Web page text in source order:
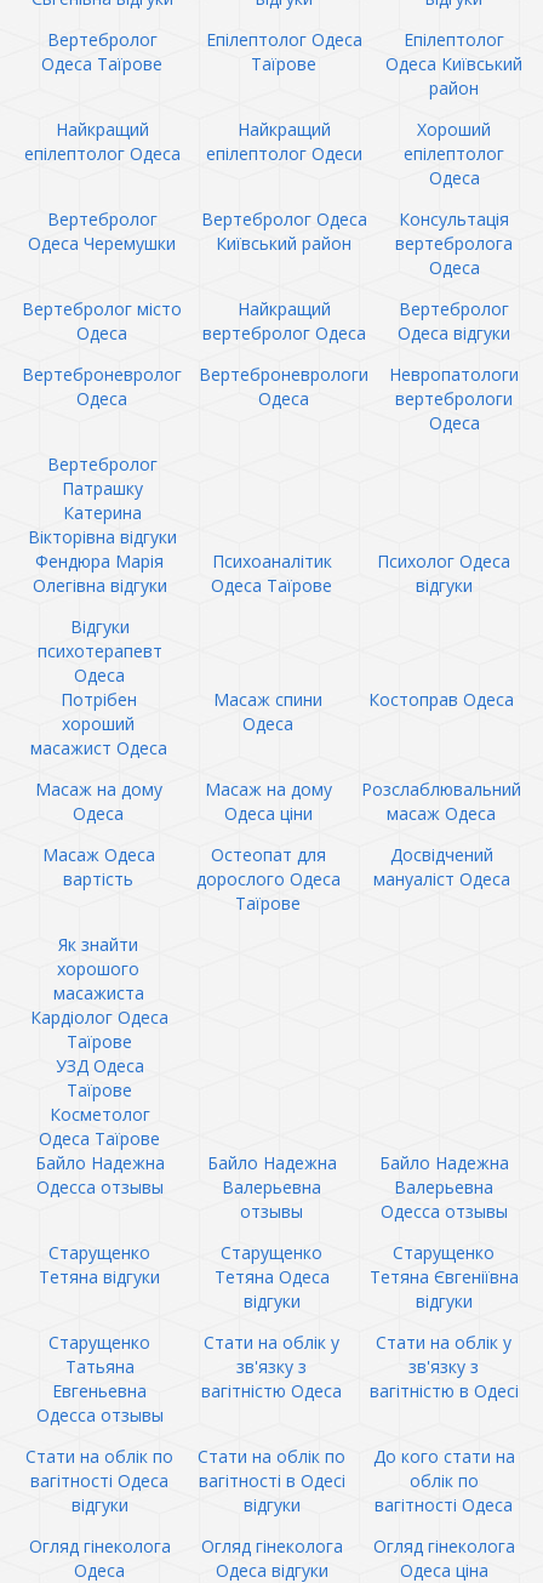
Вертебролог
Одеса Таїрове
Епілептолог Одеса
Таїрове
Епілептолог
Одеса Київський
район
Найкращий
епілептолог Одеса
Найкращий
епілептолог Одеси
Хороший
епілептолог
Одеса
Вертебролог
Одеса Черемушки
Вертебролог Одеса
Київський район
Консультація
вертебролога
Одеса
Вертебролог місто
Одеса
Найкращий
вертебролог Одеса
Вертебролог
Одеса відгуки
Вертеброневролог
Одеса
Вертеброневрологи
Одеса
Невропатологи
вертебрологи
Одеса
Вертебролог
Патрашку
Катерина
Вікторівна відгуки
Фендюра Марія
Олегівна відгуки
Психоаналітик
Одеса Таїрове
Психолог Одеса
відгуки
Відгуки
психотерапевт
Одеса
Потрібен
хороший
масажист Одеса
Масаж спини
Одеса
Костоправ Одеса
Масаж на дому
Одеса
Масаж на дому
Одеса ціни
Розслаблювальний
масаж Одеса
Масаж Одеса
вартість
Остеопат для
дорослого Одеса
Таїрове
Досвідчений
мануаліст Одеса
Як знайти
хорошого
масажиста
Кардіолог Одеса
Таїрове
УЗД Одеса
Таїрове
Косметолог
Одеса Таїрове
Байло Надежна
Одесса отзывы
Байло Надежна
Валерьевна
отзывы
Байло Надежна
Валерьевна
Одесса отзывы
Старущенко
Тетяна відгуки
Старущенко
Тетяна Одеса
відгуки
Старущенко
Тетяна Євгеніївна
відгуки
Старущенко
Татьяна
Евгеньевна
Одесса отзывы
Стати на облік у
зв'язку з
вагітністю Одеса
Стати на облік у
зв'язку з
вагітністю в Одесі
Стати на облік по
вагітності Одеса
відгуки
Стати на облік по
вагітності в Одесі
відгуки
До кого стати на
облік по
вагітності Одеса
Огляд гінеколога
Одеса
Огляд гінеколога
Одеса відгуки
Огляд гінеколога
Одеса ціна